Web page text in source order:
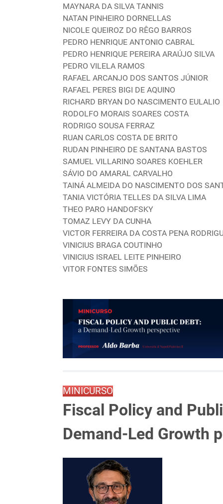
MAYNARA DA SILVA TANNIS
NATAN PINHEIRO DORNELLAS
NICOLE QUEIROZ DO RÊGO BARROS
PEDRO HENRIQUE ANTONIO CABRAL
PEDRO HENRIQUE PEREIRA ARAÚJO SILVA
PEDRO VILELA RAMOS
RAFAEL ARCANJO DOS SANTOS JÚNIOR
RAFAEL PERES BIGI DE AQUINO
RICHARD BRYAN DO NASCIMENTO EULALIO
RODOLFO MORAIS SOARES COSTA
RODRIGO SOUSA FERRAZ
RUAN CARLOS COSTA DE BRITO
RUDAN PINHEIRO DE SANTANA BASTOS
SAMUEL VILLARINO SOARES KOEHLER
SÁVIO DO AMARAL CARVALHO
TAINÁ ALMEIDA DO NASCIMENTO DOS
TANIA VICTÓRIA TELLES DA SILVA LIMA
THEO PARO HANDOFSKY
TOMAZ LEVY DA CUNHA
VICTOR FERREIRA DA COSTA PENA
VINICIUS BRAGA COUTINHO
VINICIUS ISRAEL LEITE PINHEIRO
VITOR FONTES SIMÕES
MINICURSO
Fiscal Policy and
Demand-Led Growth